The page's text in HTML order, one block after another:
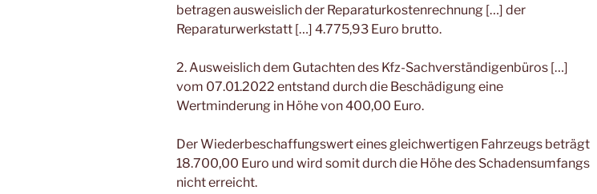
betragen ausweislich der Reparaturkostenrechnung […] der
Reparaturwerkstatt […] 4.775,93 Euro brutto.
2. Ausweislich dem Gutachten des Kfz-Sachverständigenbüros […]
vom 07.01.2022 entstand durch die Beschädigung eine
Wertminderung in Höhe von 400,00 Euro.
Der Wiederbeschaffungswert eines gleichwertigen Fahrzeugs beträgt
18.700,00 Euro und wird somit durch die Höhe des Schadensumfangs
nicht erreicht.